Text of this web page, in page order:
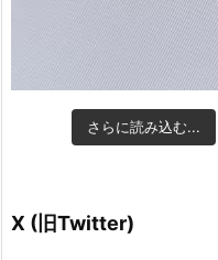
さらに読み込む...
X (旧Twitter)